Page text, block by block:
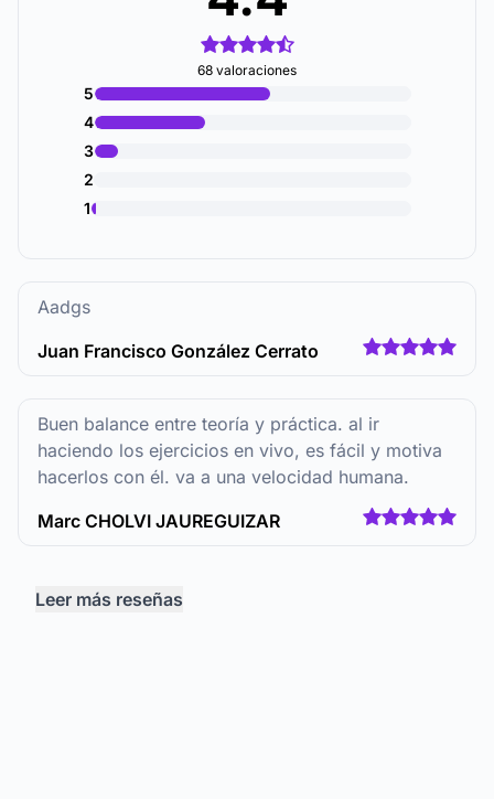
68 valoraciones
5
4
3
2
1
Aadgs
Juan Francisco González Cerrato
Buen balance entre teoría y práctica. al ir
haciendo los ejercicios en vivo, es fácil y motiva
hacerlos con él. va a una velocidad humana.
Marc CHOLVI JAUREGUIZAR
Leer más reseñas